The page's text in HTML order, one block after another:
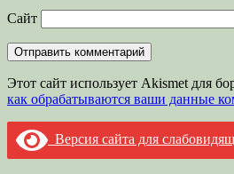
Сайт
Этот сайт использует Akismet для
как обрабатываются ваши данные
Версия сайта для